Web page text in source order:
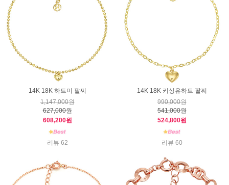
14K 18K 하트미 팔찌
1,147,000원
627,000원
608,200원
리뷰 62
14K 18K 키싱유하트 팔찌
990,000원
541,000원
524,800원
리뷰 60